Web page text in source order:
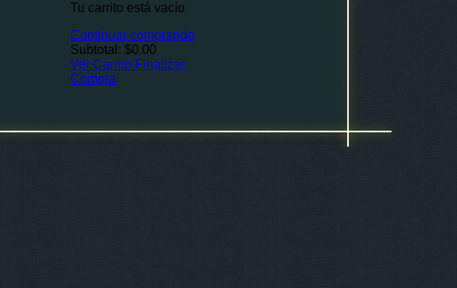
Tu carrito está vacío
Continuar comprando
Subtotal: $0.00
Ver Carrito Finalizar
Compra